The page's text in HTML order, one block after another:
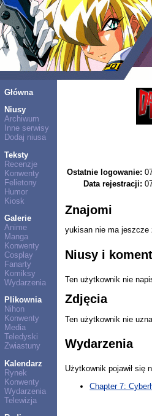
Główna
Niusy
Archiwum
Inne serwisy
Dodaj niusa
Teksty
Recenzje
Konwenty
Felietony
Humor
Kiosk
Galerie
Anime
Manga
Konwenty
Cosplay
Fanarty
Komiksy
Wydarzenia
Plikownia
Nihon
Konwenty
Media
Teledyski
Zwiastuny
Kalendarz
Rynek
Konwenty
Wydarzenia
Telewizja
Ostatnie logowanie:
Data rejestracji:
Znajomi
yukisan nie ma jeszcze
Niusy i
Ten użytkownik nie
Zdjęcia
Ten użytkownik nie
Wydarzenia
Użytkownik pojawił się
Chapter 7: